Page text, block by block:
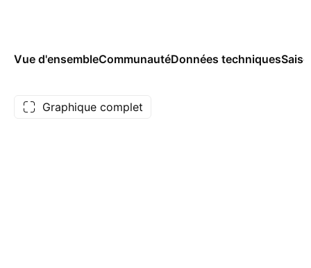
Vue d'ensembleCommunautéDonnées techniques
Graphique complet